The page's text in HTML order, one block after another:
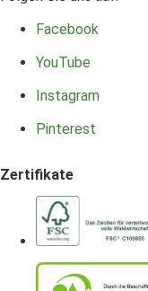
Facebook
YouTube
Instagram
Pinterest
Zertifikate